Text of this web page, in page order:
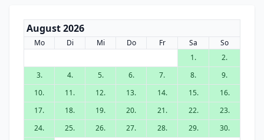
August 2026
Mo Di Mi Do Fr Sa
So
1.
2.
3.
4. 5. 6. 7. 8.
9.
10.
11. 12. 13. 14. 15.
16.
17.
18. 19. 20. 21. 22.
23.
24.
25. 26. 27. 28. 29.
30.